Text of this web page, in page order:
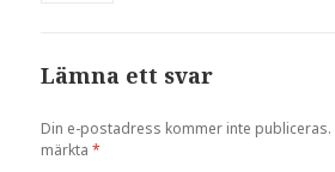
Lämna ett svar
Din e-postadress kommer inte publiceras.
märkta*